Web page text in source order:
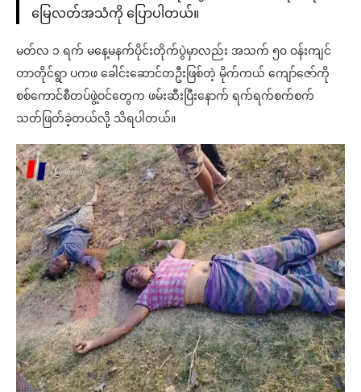
မြေလတ်အသံကို ပြောပါတယ်။
မတ်လ ၁ ရက် မနေ့မနက်ပိုင်းတိုက်ပွဲမှာလည်း အသက် ၅၀ ဝန်းကျင်
တာတိုင်ရွာ ပကဖ ခေါင်းဆောင်တဦးဖြစ်တဲ့ မိုက်ကယ် ကျော်ဇော်ကို
စစ်ကောင်စီတပ်ဖွဲ့ဝင်တွေက ဖမ်းဆီးပြီးနောက် ရက်ရက်စက်စက်
သတ်ဖြတ်ခဲ့တယ်လို့ သိရပါတယ်။